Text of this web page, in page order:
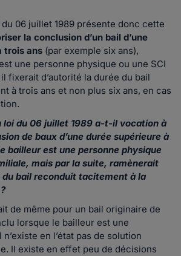
du 06 juillet 1989 présente donc cette
la conclusion d’un bail d’une
trois ans (par exemple six ans),
une personne physique ou une SCI
fixerait d’autorité la durée du bail
à trois ans et non plus six ans, en cas
loi du 06 juillet 1989 a-t-il vocation à
de baux d’une durée supérieure à
bailleur est une personne physique
mais par la suite, ramènerait
du bail reconduit tacitement à la
de même pour un bail originaire de
lorsque le bailleur est une
en l’état pas de solution
Il existe en effet peu de décisions